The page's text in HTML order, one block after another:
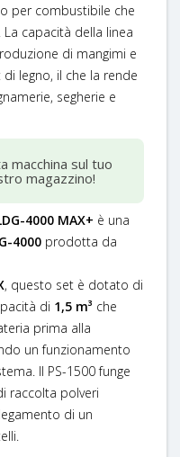
per combustibile che
capacità della linea
di mangimi e
legno, il che la rende
segherie e
macchina sul tuo
magazzino!
4000 MAX+ è una
4000 prodotta da
, questo set è dotato di
di 1,5 m³ che
prima alla
un funzionamento
Il PS-1500 funge
raccolta polveri
di un